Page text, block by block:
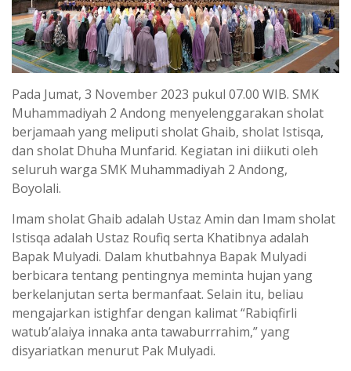
Pada Jumat, 3 November 2023 pukul 07.00 WIB. SMK
Muhammadiyah 2 Andong menyelenggarakan sholat
berjamaah yang meliputi sholat Ghaib, sholat Istisqa,
dan sholat Dhuha Munfarid. Kegiatan ini diikuti oleh
seluruh warga SMK Muhammadiyah 2 Andong,
Boyolali.
Imam sholat Ghaib adalah Ustaz Amin dan Imam sholat
Istisqa adalah Ustaz Roufiq serta Khatibnya adalah
Bapak Mulyadi. Dalam khutbahnya Bapak Mulyadi
berbicara tentang pentingnya meminta hujan yang
berkelanjutan serta bermanfaat. Selain itu, beliau
mengajarkan istighfar dengan kalimat “Rabiqfirli
watub’alaiya innaka anta tawaburrrahim,” yang
disyariatkan menurut Pak Mulyadi.